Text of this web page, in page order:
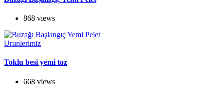
868 views
Urunlerimiz
Toklu besi yemi toz
668 views